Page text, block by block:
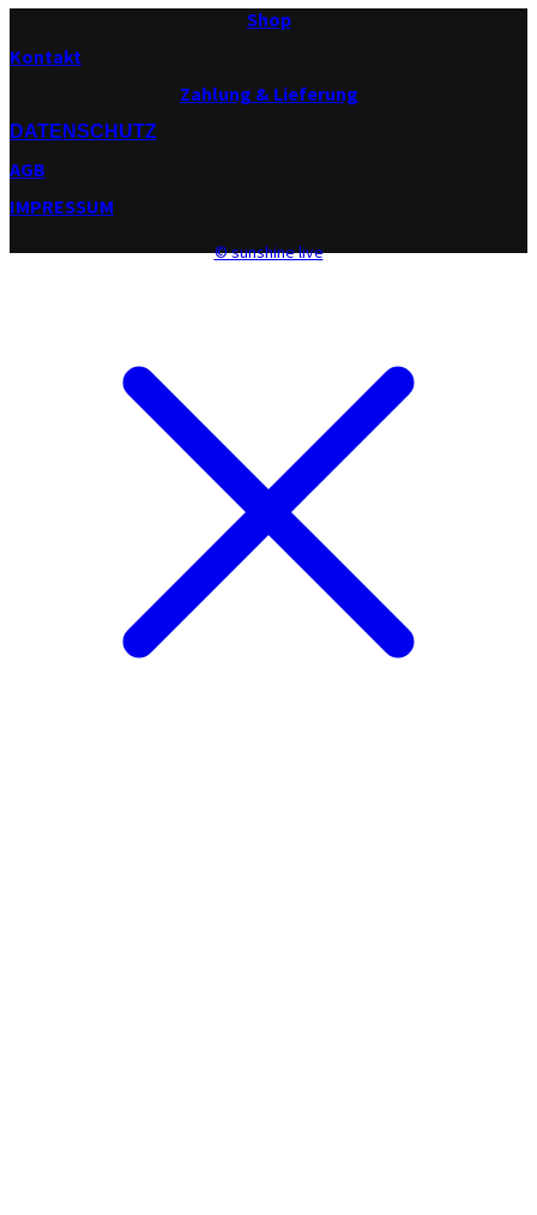
Shop
Kontakt
Zahlung & Lieferung
DATENSCHUTZ
AGB
IMPRESSUM
© sunshine live